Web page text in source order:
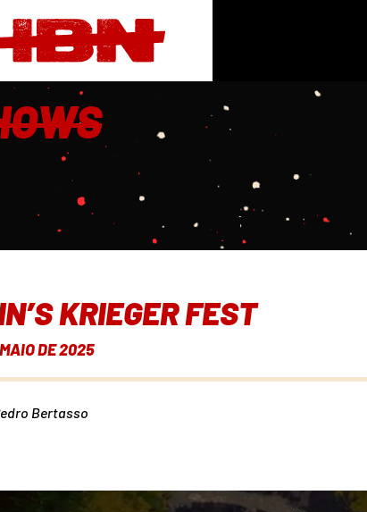
KRIEGER FEST
DE 2025
Bertasso